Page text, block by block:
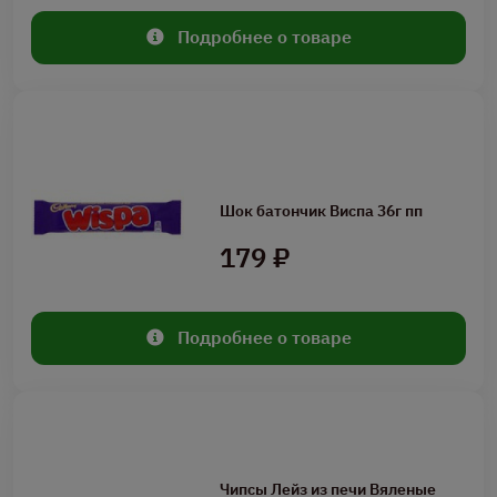
Подробнее о товаре
Шок батончик Виспа 36г пп
179 ₽
Подробнее о товаре
Чипсы Лейз из печи Вяленые